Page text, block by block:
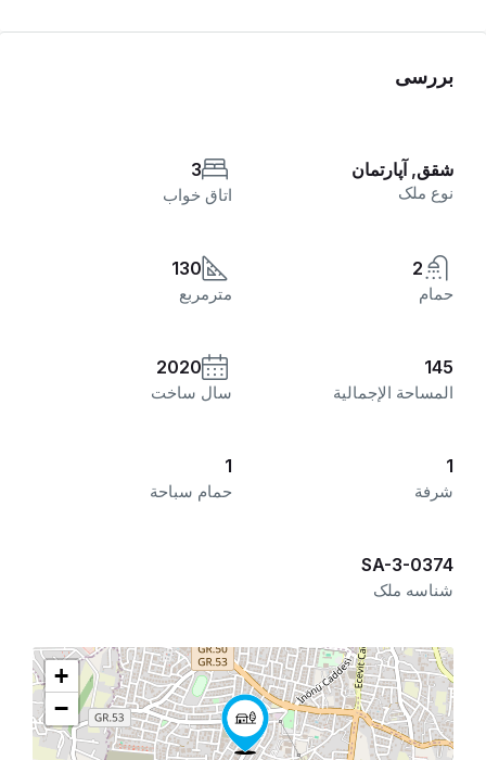
بررسی
شقق, آپارتمان
نوع ملک
3
اتاق خواب
2
حمام
130
مترمربع
145
المساحة الإجمالية
2020
سال ساخت
1
شرفة
1
حمام سباحة
SA-3-0374
شناسه ملک
+
−